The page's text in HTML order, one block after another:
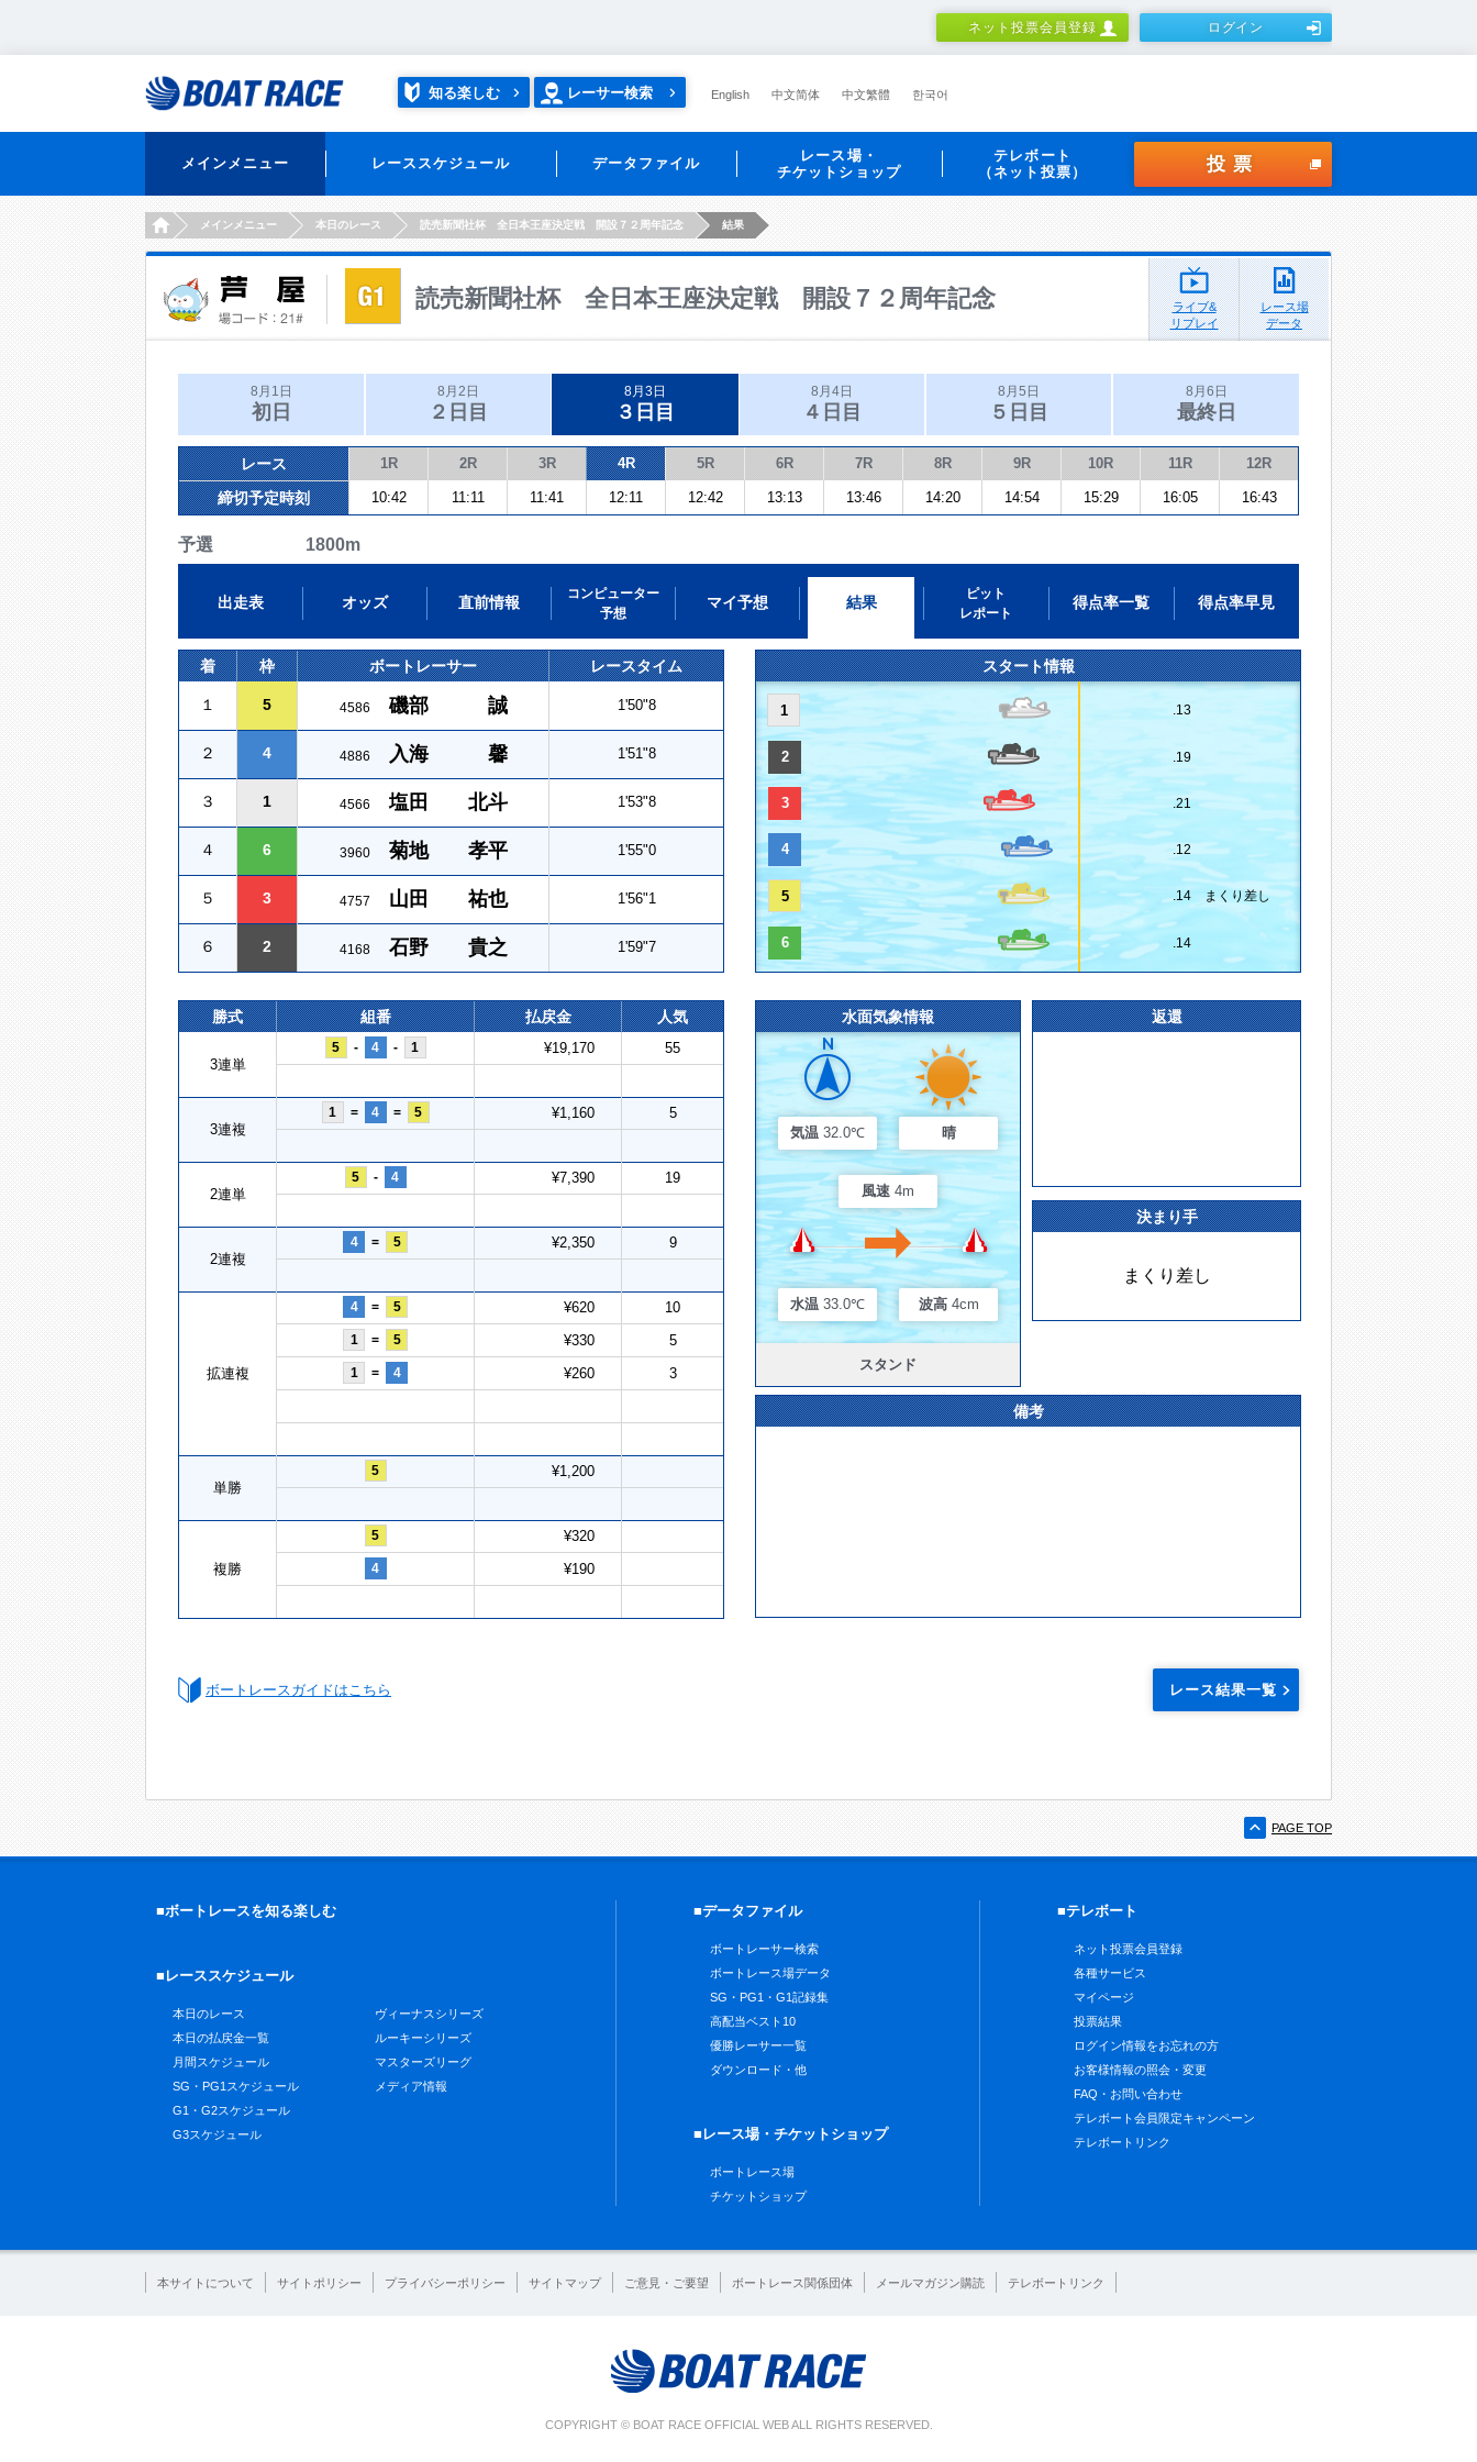
ネット投票会員登録 ログイン
知る楽しむ レーサー検索 English 中文简体 中文繁體 한국어
メインメニュー レーススケジュール データファイル
レース場・
チケットショップ
テレボート
（ネット投票）
投票
HOMEメインメニュー 本日のレース 読売新聞社杯 全日本王座決定戦 開設７２周年記念 結果
読売新聞社杯 全日本王座決定戦 開設７２周年記念
ライブ&
リプレイ
レース場
データ
8月1日
初日
8月2日
２日目
8月3日
３日目
8月4日
４日目
8月5日
５日目
8月6日
最終日
レース 1R 2R 3R 4R 5R 6R 7R 8R 9R 10R 11R 12R
締切予定時刻 10:42 11:11 11:41 12:11 12:42 13:13 13:46 14:20 14:54 15:29 16:05 16:43
予選 1800m
出走表 オッズ 直前情報
コンピューター
予想
マイ予想 結果
ピット
レポート
得点率一覧 得点率早見
着 枠 ボートレーサー レースタイム
１ 5 4586 磯部 誠 1'50"8
２ 4 4886 入海 馨 1'51"8
３ 1 4566 塩田 北斗 1'53"8
４ 6 3960 菊地 孝平 1'55"0
５ 3 4757 山田 祐也 1'56"1
６ 2 4168 石野 貴之 1'59"7
スタート情報
1 .13
2 .19
3 .21
4 .12
5 .14 まくり差し
6 .14
勝式 組番 払戻金 人気
3連単
5 - 4 - 1 ¥19,170 55
3連複
1 = 4 = 5 ¥1,160 5
2連単
5 - 4 ¥7,390 19
2連複
4 = 5 ¥2,350 9
拡連複
4 = 5 ¥620 10
1 = 5 ¥330 5
1 = 4 ¥260 3
単勝
5 ¥1,200
複勝
5 ¥320
4 ¥190
水面気象情報
気温 32.0℃ 晴
風速 4m
水温 33.0℃ 波高 4cm
スタンド
返還
決まり手
まくり差し
備考
ボートレースガイドはこちら レース結果一覧
PAGE TOP
■ボートレースを知る楽しむ
■レーススケジュール
本日のレース
本日の払戻金一覧
月間スケジュール
SG・PG1スケジュール
G1・G2スケジュール
G3スケジュール
ヴィーナスシリーズ
ルーキーシリーズ
マスターズリーグ
メディア情報
■データファイル
ボートレーサー検索
ボートレース場データ
SG・PG1・G1記録集
高配当ベスト10
優勝レーサー一覧
ダウンロード・他
■レース場・チケットショップ
ボートレース場
チケットショップ
■テレボート
ネット投票会員登録
各種サービス
マイページ
投票結果
ログイン情報をお忘れの方
お客様情報の照会・変更
FAQ・お問い合わせ
テレボート会員限定キャンペーン
テレボートリンク
本サイトについて サイトポリシー プライバシーポリシー サイトマップ ご意見・ご要望 ボートレース関係団体 メールマガジン購読 テレボートリンク
COPYRIGHT © BOAT RACE OFFICIAL WEB ALL RIGHTS RESERVED.